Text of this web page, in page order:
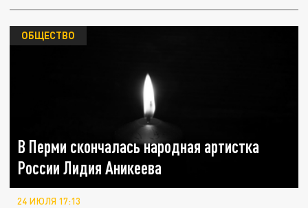
В Перми скончалась народная артистка
России Лидия Аникеева
ОБЩЕСТВО
24 ИЮЛЯ 17:13